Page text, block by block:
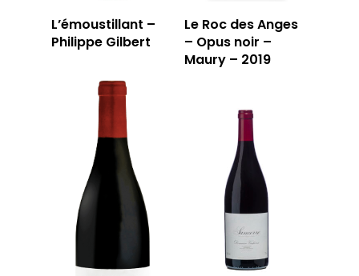
L’émoustillant –
Philippe Gilbert
Le Roc des Anges
– Opus noir –
Maury – 2019
59 rue Grignan
13006 Marseille